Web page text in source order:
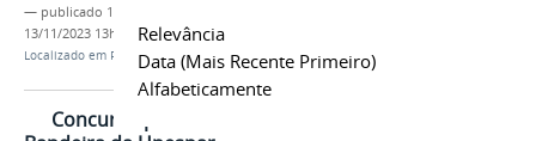
Relevância
Data (mais Recente Primeiro)
Alfabeticamente
— publicado 17/08/2023
13/11/2023 13h28
Localizado em PROJETOS
Concurso para Escolha da